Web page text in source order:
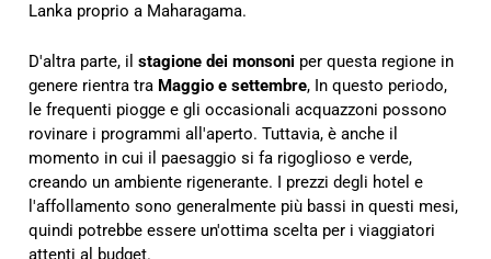
Lanka proprio a Maharagama.
D'altra parte, il stagione dei monsoni per questa regione in
genere rientra tra Maggio e settembre, In questo periodo,
le frequenti piogge e gli occasionali acquazzoni possono
rovinare i programmi all'aperto. Tuttavia, è anche il
momento in cui il paesaggio si fa rigoglioso e verde,
creando un ambiente rigenerante. I prezzi degli hotel e
l'affollamento sono generalmente più bassi in questi mesi,
quindi potrebbe essere un'ottima scelta per i viaggiatori
attenti al budget.